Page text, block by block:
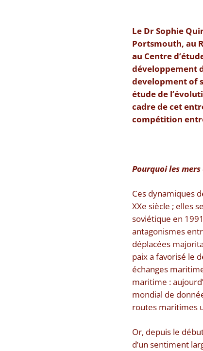
Le Dr Sophie
Portsmouth, au
au Centre
développement
development of
étude de
cadre de cet
compétition
Pourquoi les
Ces dynamiques
XXe siècle ; elles
soviétique en
antagonismes
déplacées
paix a favorisé le
échanges
maritime :
mondial de
routes maritimes
Or, depuis le
d’un sentiment